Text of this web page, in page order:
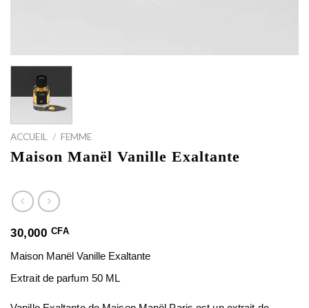
ACCUEIL / FEMME
Maison Manël Vanille Exaltante
30,000 CFA
Maison Manël Vanille Exaltante
Extrait de parfum 50 ML